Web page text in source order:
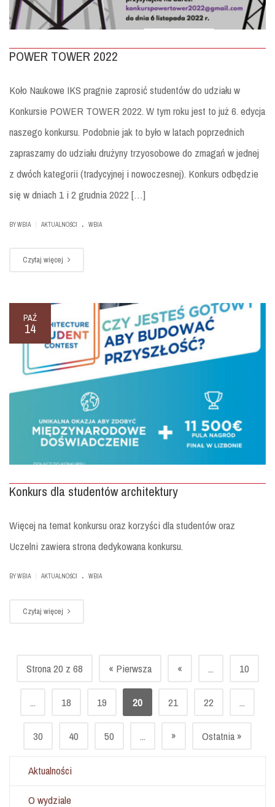
POWER TOWER 2022
Koło Naukowe IKS pragnie zaprosić studentów do udziału w
Konkursie POWER TOWER 2022. W tym roku jest to już 6. edycja
naszego konkursu. Podobnie jak to było w latach poprzednich
zapraszamy do udziału drużyny trzyosobowe do zmagań w jednej
z dwóch kategorii (tradycyjnej i nowoczesnej). Konkurs odbędzie
się w dniach 1 i 2 grudnia 2022 […]
BYWBIA AKTUALNOŚCI . WBIA
Czytaj więcej
PAŹ
14
Konkurs dla studentów architektury
Więcej na temat konkursu oraz korzyści dla studentów oraz
Uczelni zawiera strona dedykowana konkursu.
BYWBIA AKTUALNOŚCI . WBIA
Czytaj więcej
Strona 20 z 68 « Pierwsza « ... 10
... 18 19 20 21 22 ...
30 40 50 ... » Ostatnia »
Aktualności
O wydziale